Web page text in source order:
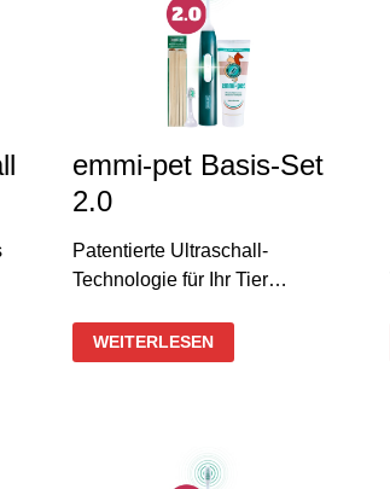
emmi-pet Basis-Set
2.0
Patentierte Ultraschall-
Technologie für Ihr Tier…
EMMI-
PET
BASIS-
WEITERLESEN